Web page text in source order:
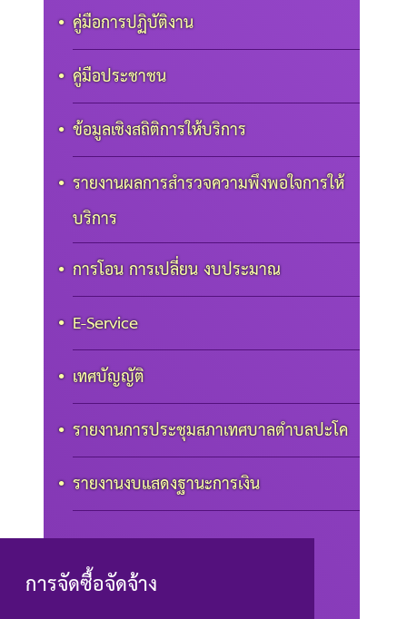
คู่มือการปฏิบัติงาน
คู่มือประชาชน
ข้อมูลเชิงสถิติการให้บริการ
รายงานผลการสำรวจความพึงพอใจการให้
บริการ
การโอน การเปลี่ยน งบประมาณ
E-Service
เทศบัญญัติ
รายงานการประชุมสภาเทศบาลตำบลปะโค
รายงานงบแสดงฐานะการเงิน
การจัดซื้อจัดจ้าง